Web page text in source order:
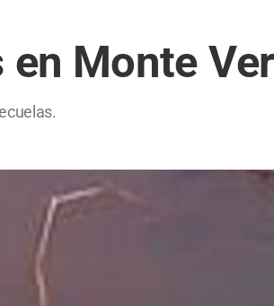
Monte